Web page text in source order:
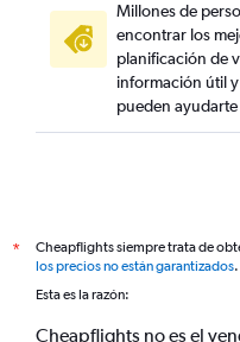
Millones de
encontrar los
planificación de
información útil
pueden
*
Cheapflights siempre trata de
los precios no están garantizados.
Esta es la razón:
Cheapflights no es el